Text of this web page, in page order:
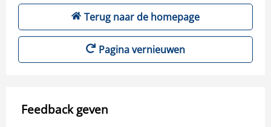
Terug naar de homepage
Pagina vernieuwen
Feedback geven